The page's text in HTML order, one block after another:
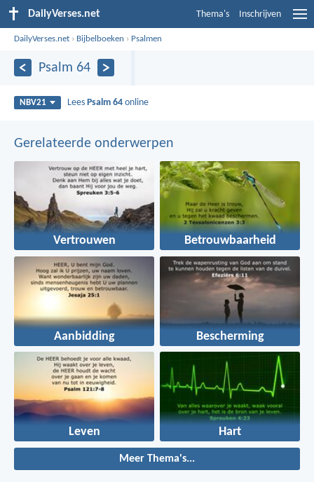
DailyVerses.net Thema's Inschrijven
DailyVerses.net › Bijbelboeken › Psalmen
Psalm 64
NBV21 Lees Psalm 64 online
Gerelateerde onderwerpen
Vertrouwen Betrouwbaarheid
Aanbidding Bescherming
Leven Hart
Meer Thema's...